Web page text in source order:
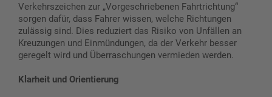
Verkehrszeichen zur „Vorgeschriebenen Fahrtrichtung“
sorgen dafür, dass Fahrer wissen, welche Richtungen
zulässig sind. Dies reduziert das Risiko von Unfällen an
Kreuzungen und Einmündungen, da der Verkehr besser
geregelt wird und Überraschungen vermieden werden.
Klarheit und Orientierung